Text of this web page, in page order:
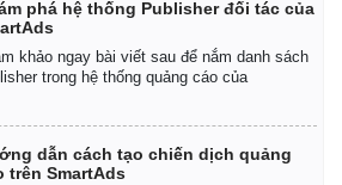
phá hệ thống Publisher đối tác của
khảo ngay bài viết sau để nắm danh sách
trong hệ thống quảng cáo của
dẫn cách tạo chiến dịch quảng
trên SmartAds